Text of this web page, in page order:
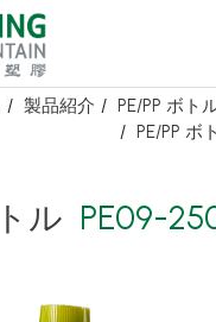
製品紹介 PE/PP ボト
PE/PP ボ
ル PE09-